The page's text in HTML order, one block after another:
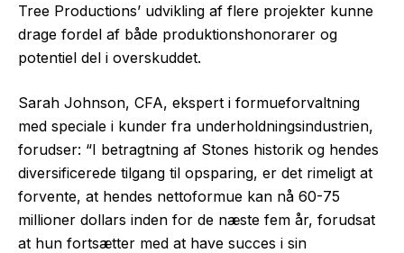
Tree Productions’ udvikling af flere projekter kunne
drage fordel af både produktionshonorarer og
potentiel del i overskuddet.
Sarah Johnson, CFA, ekspert i formueforvaltning
med speciale i kunder fra underholdningsindustrien,
forudser: “I betragtning af Stones historik og hendes
diversificerede tilgang til opsparing, er det rimeligt at
forvente, at hendes nettoformue kan nå 60-75
millioner dollars inden for de næste fem år, forudsat
at hun fortsætter med at have succes i sin